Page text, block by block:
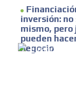
inversión: no
mismo,
pueden
negocio